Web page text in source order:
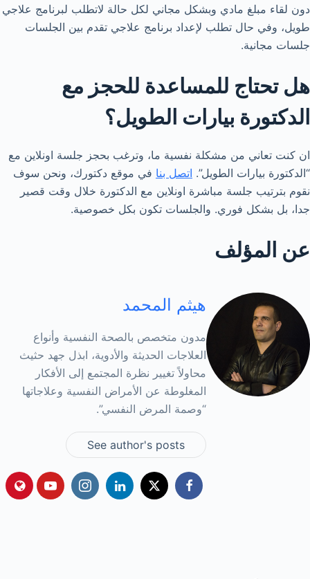
دون لقاء مبلغ مادي وبشكل مجاني لكل حالة لاتطلب لبرنامج علاجي
طويل، وفي حال تطلب لإعداد برنامج علاجي تقدم بين الجلسات
جلسات مجانية.
هل تحتاج للمساعدة للحجز مع
الدكتورة بيارات الطويل؟
ان كنت تعاني من مشكلة نفسية ما، وترغب بحجز جلسة اونلاين مع
“الدكتورة بيارات الطويل”. اتصل بنا في موقع دكتورك، ونحن سوف
نقوم بترتيب جلسة مباشرة اونلاين مع الدكتورة خلال وقت قصير
جدا، بل بشكل فوري. والجلسات تكون بكل خصوصية.
عن المؤلف
هيثم المحمد
مدون متخصص بالصحة النفسية وأنواع
العلاجات الحديثة والأدوية، ابذل جهد حثيث
محاولاً تغيير نظرة المجتمع إلى الأفكار
المغلوطة عن الأمراض النفسية وعلاجاتها
“وصمة المرض النفسي”.
See author's posts